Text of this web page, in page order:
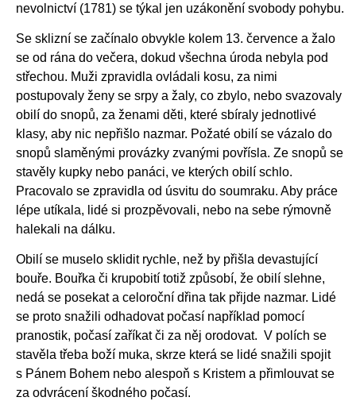
nevolnictví (1781) se týkal jen uzákonění svobody pohybu.
Se sklizní se začínalo obvykle kolem 13. července a žalo
se od rána do večera, dokud všechna úroda nebyla pod
střechou. Muži zpravidla ovládali kosu, za nimi
postupovaly ženy se srpy a žaly, co zbylo, nebo svazovaly
obilí do snopů, za ženami děti, které sbíraly jednotlivé
klasy, aby nic nepřišlo nazmar. Požaté obilí se vázalo do
snopů slaměnými provázky zvanými povřísla. Ze snopů se
stavěly kupky nebo panáci, ve kterých obilí schlo.
Pracovalo se zpravidla od úsvitu do soumraku. Aby práce
lépe utíkala, lidé si prozpěvovali, nebo na sebe rýmovně
halekali na dálku.
Obilí se muselo sklidit rychle, než by přišla devastující
bouře. Bouřka či krupobití totiž způsobí, že obilí slehne,
nedá se posekat a celoroční dřina tak přijde nazmar. Lidé
se proto snažili odhadovat počasí například pomocí
pranostik, počasí zaříkat či za něj orodovat. V polích se
stavěla třeba boží muka, skrze která se lidé snažili spojit
s Pánem Bohem nebo alespoň s Kristem a přimlouvat se
za odvrácení škodného počasí.